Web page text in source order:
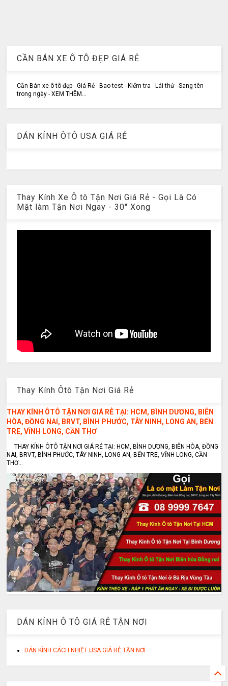
CẦN BÁN XE Ô TÔ ĐẸP GIÁ RẺ
Cần Bán xe ô tô đẹp - Giá Rẻ - Bao test - Kiểm tra - Lái thử - Sang tên
trong ngày - XEM THÊM...
DÁN KÍNH ÔTÔ USA GIÁ RẺ
Thay Kính Xe Ô tô Tận Nơi Giá Rẻ - Gọi Là Có
Mặt làm Tận Nơi Ngay - 30" Xong
Thay Kính Ôtô Tận Nơi Giá Rẻ
THAY KÍNH ÔTÔ TẬN NƠI GIÁ RẺ TẠI: HCM, BÌNH DƯƠNG, BIÊN
HÒA, ĐỒNG NAI, BRVT, BÌNH PHƯỚC, TÂY NINH, LONG AN, BẾN
TRE, VĨNH LONG, CẦN THƠ
THAY KÍNH ÔTÔ TẬN NƠI GIÁ RẺ TẠI: HCM, BÌNH DƯƠNG, BIÊN HÒA, ĐỒNG
NAI, BRVT, BÌNH PHƯỚC, TÂY NINH, LONG AN, BẾN TRE, VĨNH LONG, CẦN
THƠ...
DÁN KÍNH Ô TÔ GIÁ RẺ TẬN NƠI
DÁN KÍNH CÁCH NHIỆT USA GIÁ RẺ TẬN NƠI